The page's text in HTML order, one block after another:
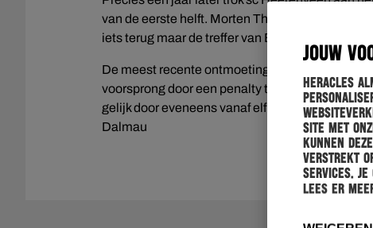
JOUW
Heracles
site met
kunnen
verstrekt of
services.
Lees er
van de eerste helft. Morten Thorsby en Arber
iets terug maar de treffer van Brahim Darri viel
De meest recente ontmoeting vond plaats op
voorsprong door een penalty te benutten. Sam
gelijk door eveneens vanaf elf meter raak te
Dalmau